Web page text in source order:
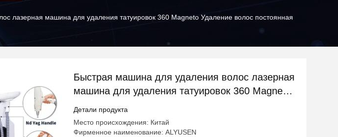
лазерная машина для удаления татуировок 360 Magneto Удаление волос постоянная
Быстрая машина для удаления волос лазерная
машина для удаления татуировок 360 Magneto
Удаление волос постоянная машина для
удаления волос IPL для всей кожи
Детали продукта
Место происхождения: Китай
Фирменное наименование: ALYUSEN